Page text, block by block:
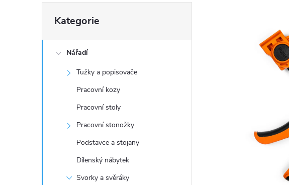
o
kategorie
Kategorie
Nářadí
Tužky a popisovače
Pracovní kozy
Pracovní stoly
Pracovní stonožky
Podstavce a stojany
Dílenský nábytek
Svorky a svěráky